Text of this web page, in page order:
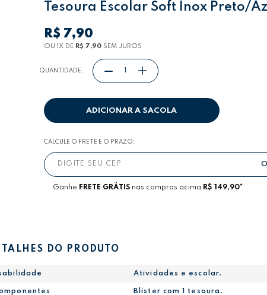
Tesoura Escolar Soft Inox Preto/
R$ 7,90
OU 1XDE R$ 7,90SEM JUROS
QUANTIDADE:
ADICIONAR A SACOLA
CALCULE O FRETE E O PRAZO:
Ganhe FRETE GRÁTISnas compras acima R$ 149,90*
DO PRODUTO
Atividades e escolar.
Blister com 1 tesoura.